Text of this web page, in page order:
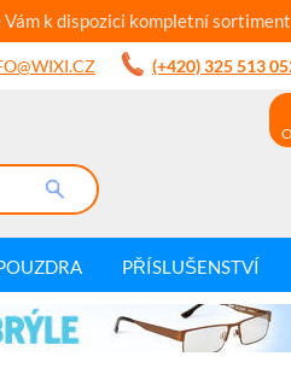
k dispozici kompletní
(+420) 325 513
PŘÍSLUŠENSTVÍ